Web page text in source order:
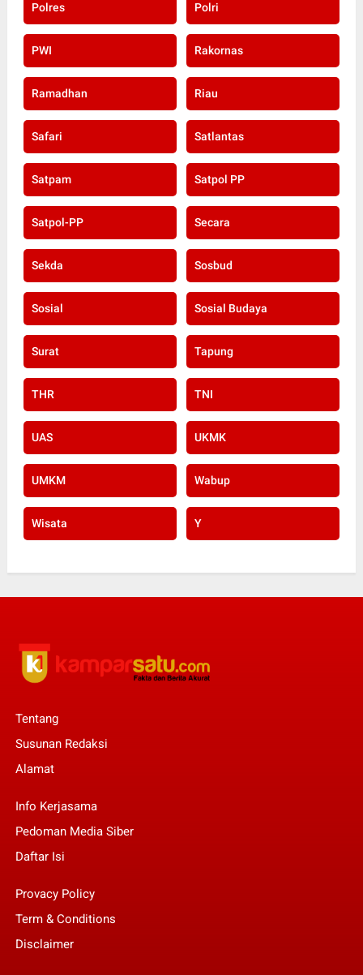
Polres Polri
PWI Rakornas
Ramadhan Riau
Safari Satlantas
Satpam Satpol PP
Satpol-PP Secara
Sekda Sosbud
Sosial Sosial Budaya
Surat Tapung
THR TNI
UAS UKMK
UMKM Wabup
Wisata Y
Tentang
Susunan Redaksi
Alamat
Info Kerjasama
Pedoman Media Siber
Daftar Isi
Provacy Policy
Term & Conditions
Disclaimer